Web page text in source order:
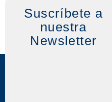
Suscríbete a
nuestra
Newsletter